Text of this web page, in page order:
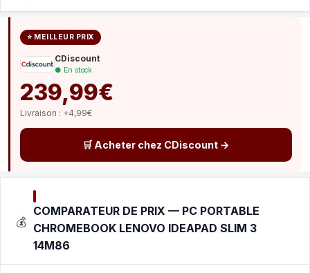
⭐ MEILLEUR PRIX
CDiscount
● En stock
239,99€
Livraison : +4,99€
🛒 Acheter chez CDiscount →
💰
COMPARATEUR DE PRIX — PC PORTABLE
CHROMEBOOK LENOVO IDEAPAD SLIM 3
14M86